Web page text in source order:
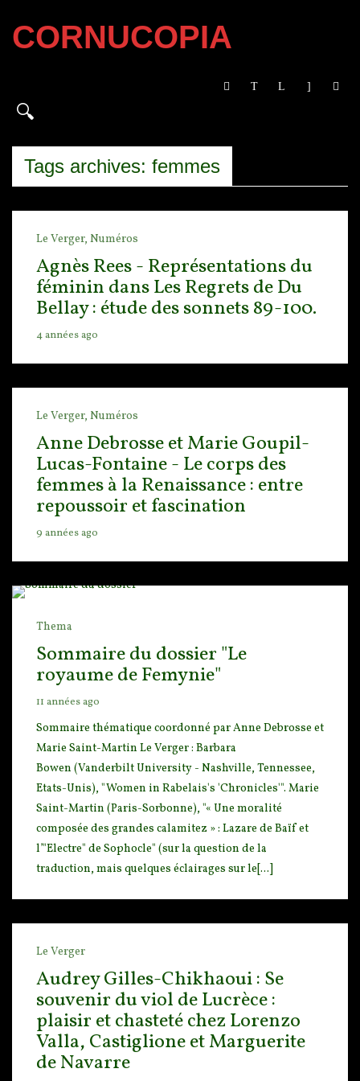
CORNUCOPIA
Tags archives: femmes
Le Verger, Numéros
Agnès Rees - Représentations du
féminin dans Les Regrets de Du
Bellay : étude des sonnets 89-100.
4 années ago
Le Verger, Numéros
Anne Debrosse et Marie Goupil-
Lucas-Fontaine - Le corps des
femmes à la Renaissance : entre
repoussoir et fascination
9 années ago
Thema
Sommaire du dossier "Le
royaume de Femynie"
11 années ago
Sommaire thématique coordonné par Anne Debrosse et
Marie Saint-Martin Le Verger : Barbara
Bowen (Vanderbilt University - Nashville, Tennessee,
Etats-Unis), "Women in Rabelais's 'Chronicles'". Marie
Saint-Martin (Paris-Sorbonne), "« Une moralité
composée des grandes calamitez » : Lazare de Baïf et
l’"Electre" de Sophocle" (sur la question de la
traduction, mais quelques éclairages sur le[...]
Le Verger
Audrey Gilles-Chikhaoui : Se
souvenir du viol de Lucrèce :
plaisir et chasteté chez Lorenzo
Valla, Castiglione et Marguerite
de Navarre